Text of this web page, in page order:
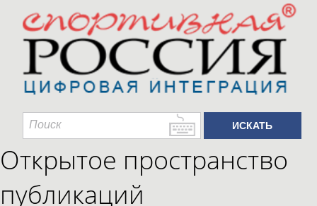
Открытое пространство
публикаций